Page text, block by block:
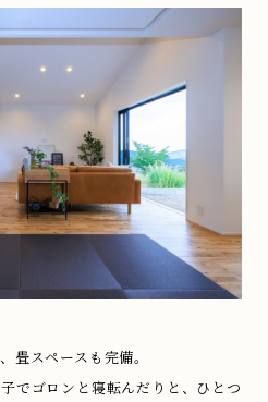
畳スペースも完備。
でゴロンと寝転んだりと、ひとつ